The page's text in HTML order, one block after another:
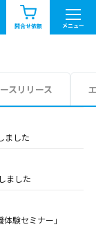
問合せ依頼 メニュー
らせ一覧
スリリース
ました
ました
験セミナー」